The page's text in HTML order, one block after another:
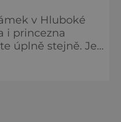
v Hluboké
i princezna
úplně stejně. Je
svatební tabuli.